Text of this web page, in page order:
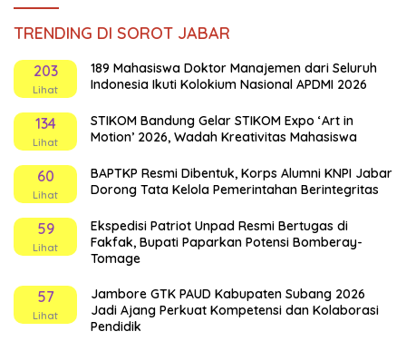
TRENDING DI SOROT JABAR
203
Lihat
189 Mahasiswa Doktor Manajemen dari Seluruh
Indonesia Ikuti Kolokium Nasional APDMI 2026
134
Lihat
STIKOM Bandung Gelar STIKOM Expo ‘Art in
Motion’ 2026, Wadah Kreativitas Mahasiswa
60
Lihat
BAPTKP Resmi Dibentuk, Korps Alumni KNPI Jabar
Dorong Tata Kelola Pemerintahan Berintegritas
59
Lihat
Ekspedisi Patriot Unpad Resmi Bertugas di
Fakfak, Bupati Paparkan Potensi Bomberay-
Tomage
57
Lihat
Jambore GTK PAUD Kabupaten Subang 2026
Jadi Ajang Perkuat Kompetensi dan Kolaborasi
Pendidik